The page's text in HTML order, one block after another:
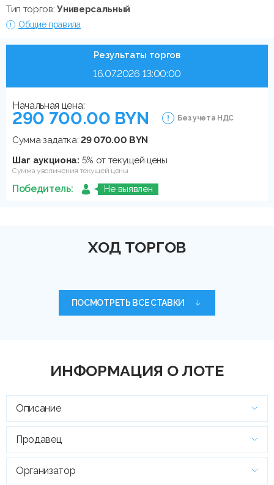
Тип торгов:Универсальный
Общие правила
Результаты торгов
16.07.2026 13:00:00
Начальная цена:
290 700.00 BYN Без учета НДС
Сумма задатка:29 070.00 BYN
Шаг аукциона: 5% от текущей цены
Сумма увеличения текущей цены
Победитель: Не выявлен
ХОД ТОРГОВ
ПОСМОТРЕТЬ ВСЕ СТАВКИ
ИНФОРМАЦИЯ О ЛОТЕ
Описание
Продавец
Организатор